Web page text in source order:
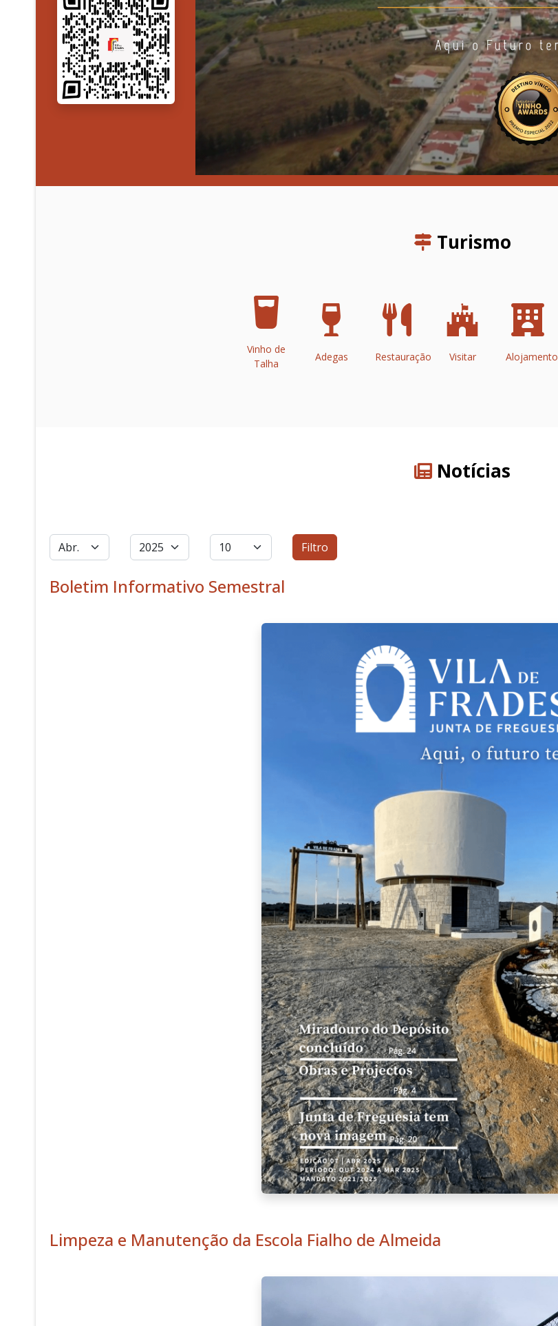
Turismo
Vinho de
Talha
Adegas Restauração Visitar Alojamento
Notícias
Filtros
Mês Ano Qtd. a exibir Filtro
Boletim Informativo Semestral
Limpeza e Manutenção da Escola Fialho de Almeida